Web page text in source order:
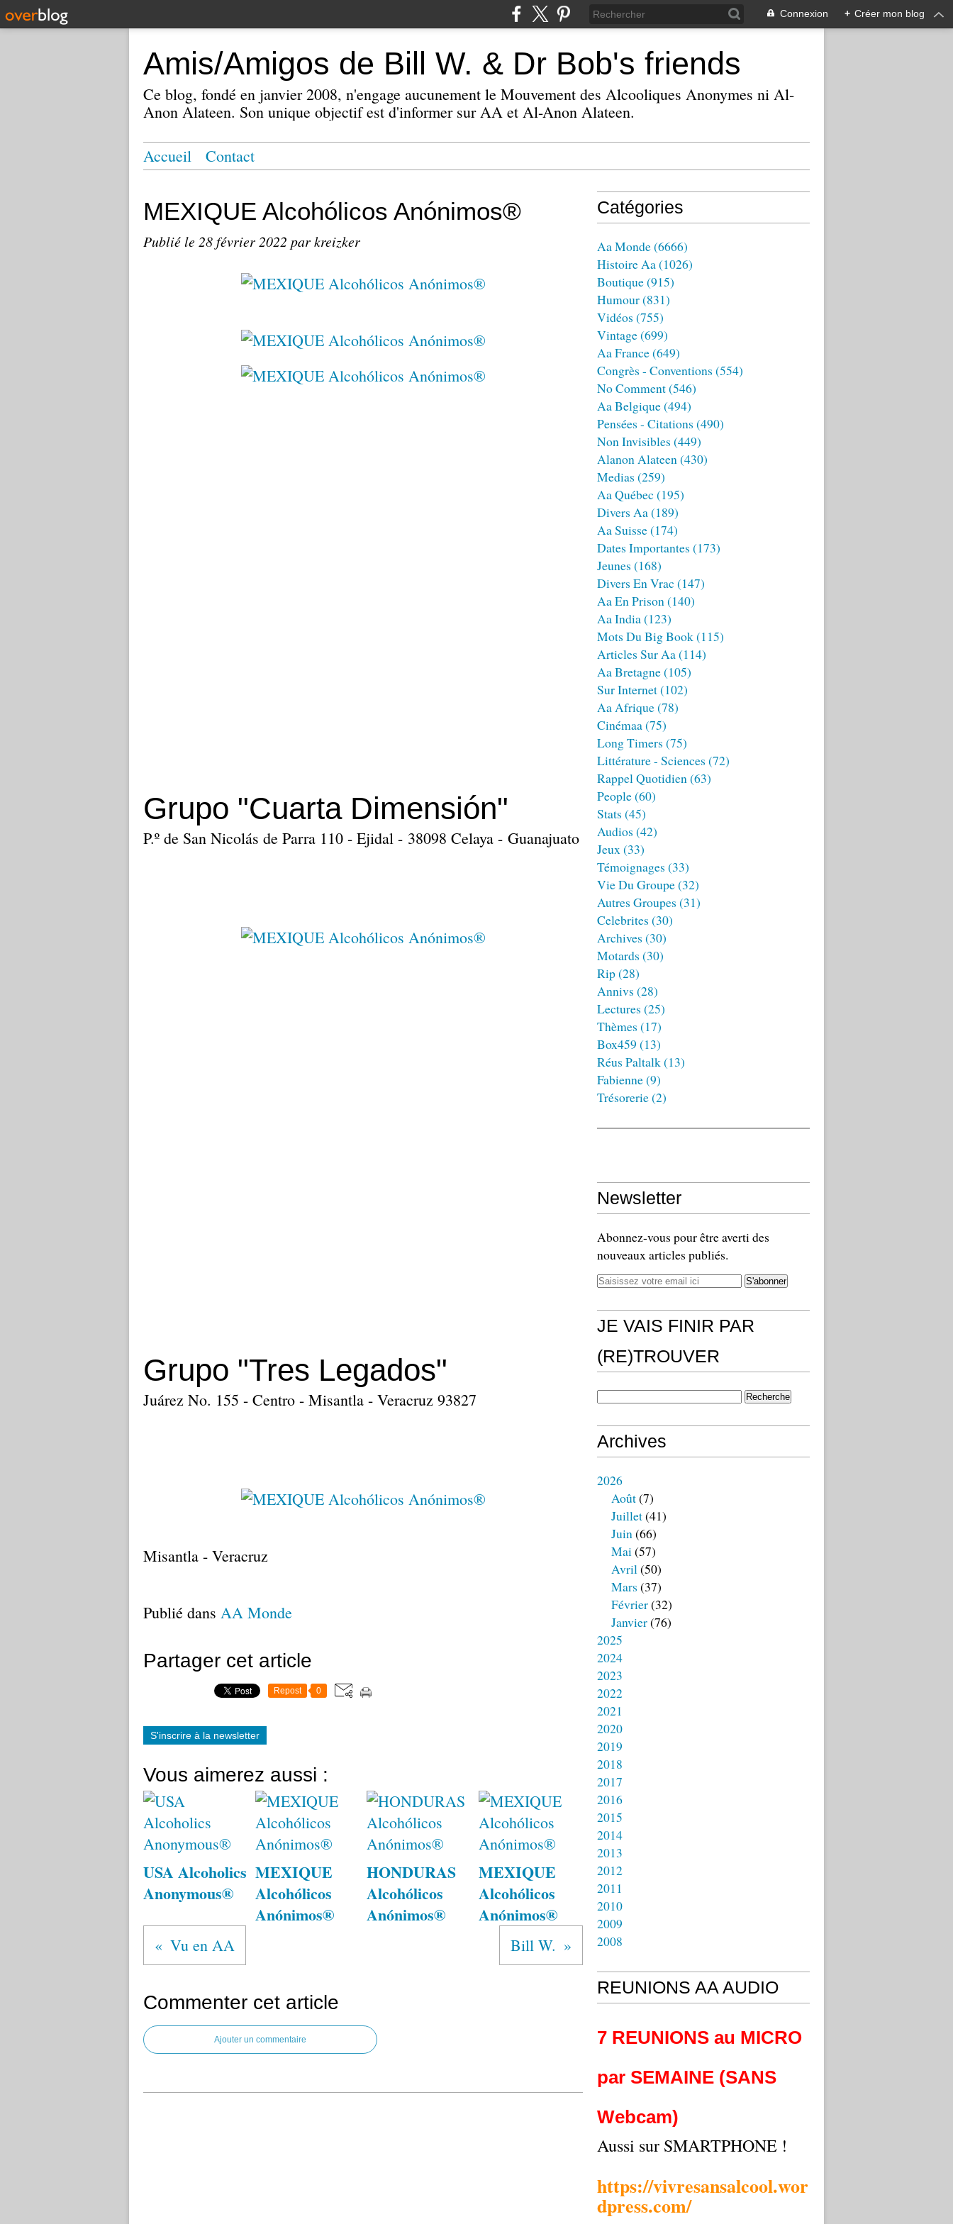
Connexion + Créer mon blog
Amis/Amigos de Bill W. & Dr Bob's friends
Ce blog, fondé en janvier 2008, n'engage aucunement le Mouvement des Alcooliques Anonymes ni Al-
Anon Alateen. Son unique objectif est d'informer sur AA et Al-Anon Alateen.
Accueil Contact
MEXIQUE Alcohólicos Anónimos®
Publié le 28 février 2022 par kreizker
Grupo "Cuarta Dimensión"
P.º de San Nicolás de Parra 110 - Ejidal - 38098 Celaya - Guanajuato
Grupo "Tres Legados"
Juárez No. 155 - Centro - Misantla - Veracruz 93827
Misantla - Veracruz
Publié dans AA Monde
Partager cet article
Repost 0
S'inscrire à la newsletter
Vous aimerez aussi :
USA Alcoholics
Anonymous®
MEXIQUE
Alcohólicos
Anónimos®
HONDURAS
Alcohólicos
Anónimos®
MEXIQUE
Alcohólicos
Anónimos®
Vu en AA Bill W.
Commenter cet article
Ajouter un commentaire
Catégories
Aa Monde(6666)
Histoire Aa(1026)
Boutique(915)
Humour(831)
Vidéos (755)
Vintage(699)
Aa France(649)
Congrès - Conventions (554)
No Comment(546)
Aa Belgique(494)
Pensées - Citations (490)
Non Invisibles (449)
Alanon Alateen(430)
Medias (259)
Aa Québec (195)
Divers Aa(189)
Aa Suisse(174)
Dates Importantes (173)
Jeunes (168)
Divers En Vrac (147)
Aa En Prison(140)
Aa India(123)
Mots Du Big Book(115)
Articles Sur Aa(114)
Aa Bretagne(105)
Sur Internet(102)
Aa Afrique(78)
Cinémaa(75)
Long Timers (75)
Littérature - Sciences (72)
Rappel Quotidien(63)
People(60)
Stats (45)
Audios (42)
Jeux(33)
Témoignages (33)
Vie Du Groupe(32)
Autres Groupes (31)
Celebrites (30)
Archives (30)
Motards (30)
Rip(28)
Annivs (28)
Lectures (25)
Thèmes (17)
Box459 (13)
Réus Paltalk(13)
Fabienne(9)
Trésorerie(2)
Newsletter
Abonnez-vous pour être averti des
nouveaux articles publiés.
JE VAIS FINIR PAR
(RE)TROUVER
Archives
2026
Août(7)
Juillet(41)
Juin(66)
Mai(57)
Avril(50)
Mars (37)
Février(32)
Janvier(76)
2025
2024
2023
2022
2021
2020
2019
2018
2017
2016
2015
2014
2013
2012
2011
2010
2009
2008
REUNIONS AA AUDIO
7 REUNIONS au MICRO
par SEMAINE (SANS
Webcam)
Aussi sur SMARTPHONE !
https://vivresansalcool.wor
dpress.com/